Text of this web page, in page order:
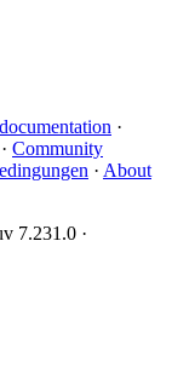
·
· Community
· About
7.231.0 ·